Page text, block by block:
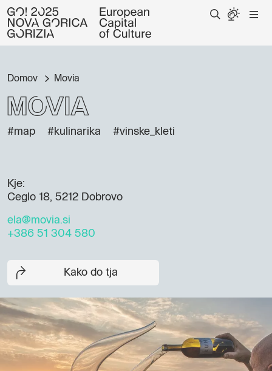
Domov Movia
Movia
#map #kulinarika #vinske_kleti
Kje:
Ceglo 18, 5212 Dobrovo
ela@movia.si
+386 51 304 580
Kako do tja